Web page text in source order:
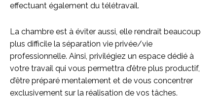
effectuant également du télétravail.
La chambre est à éviter aussi, elle rendrait beaucoup
plus difficile la séparation vie privée/vie
professionnelle. Ainsi, privilégiez un espace dédié à
votre travail qui vous permettra d’être plus productif,
d’être préparé mentalement et de vous concentrer
exclusivement sur la réalisation de vos tâches.